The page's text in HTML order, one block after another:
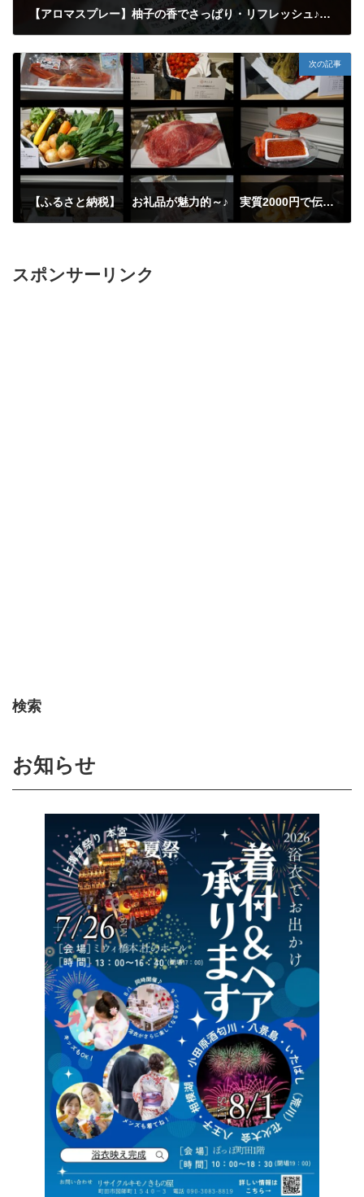
【アロマスプレー】柚子の香でさっぱり・リフレッシュ♪ 国産精油のアロマミストがもらえます～
次の記事
【ふるさと納税】 お礼品が魅力的～♪ 実質2000円で伝統工芸品や特産品をもらっちゃおう～
スポンサーリンク
検索
お知らせ